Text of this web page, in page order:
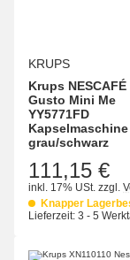
KRUPS
Krups
Gusto Mini Me
YY5771FD
Kapselmaschine
grau/schwarz
111,15 €
inkl. 17% USt. zzgl.
Knapper
Lieferzeit: 3 - 5